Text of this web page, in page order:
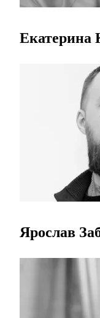
Екатерина
Ярослав